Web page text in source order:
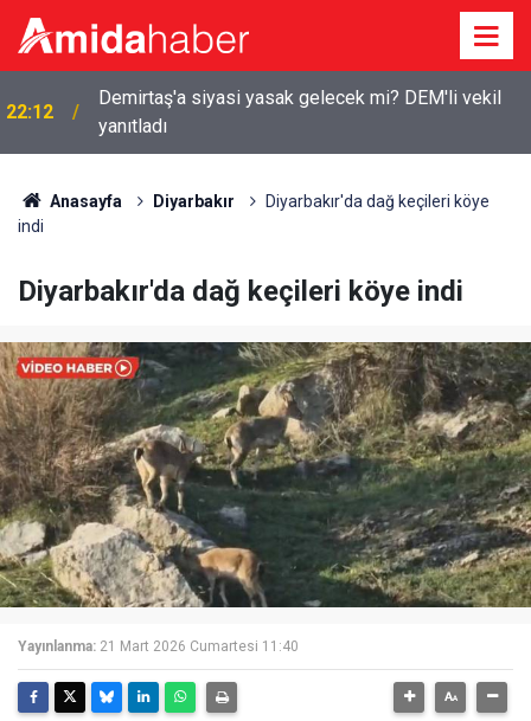
22:12
Demirtaş'a siyasi yasak gelecek mi? DEM'li vekil
yanıtladı
12 maddelik tarihi teklife Diyarbakır’dan kimler imza
attı?
Anasayfa Diyarbakır
Diyarbakır'da dağ keçileri köye
indi
Diyarbakır'da dağ keçileri köye indi
Yayınlanma: 21 Mart 2026 Cumartesi 11:40